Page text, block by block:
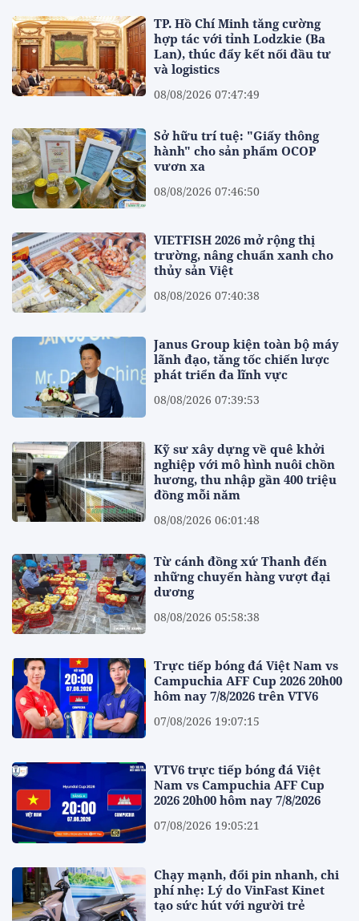
TP. Hồ Chí Minh tăng cường
hợp tác với tỉnh Lodzkie (Ba
Lan), thúc đẩy kết nối đầu tư
và logistics
08/08/2026 07:47:49
Sở hữu trí tuệ: "Giấy thông
hành" cho sản phẩm OCOP
vươn xa
08/08/2026 07:46:50
VIETFISH 2026 mở rộng thị
trường, nâng chuẩn xanh cho
thủy sản Việt
08/08/2026 07:40:38
Janus Group kiện toàn bộ máy
lãnh đạo, tăng tốc chiến lược
phát triển đa lĩnh vực
08/08/2026 07:39:53
Kỹ sư xây dựng về quê khởi
nghiệp với mô hình nuôi chồn
hương, thu nhập gần 400 triệu
đồng mỗi năm
08/08/2026 06:01:48
Từ cánh đồng xứ Thanh đến
những chuyến hàng vượt đại
dương
08/08/2026 05:58:38
Trực tiếp bóng đá Việt Nam vs
Campuchia AFF Cup 2026 20h00
hôm nay 7/8/2026 trên VTV6
07/08/2026 19:07:15
VTV6 trực tiếp bóng đá Việt
Nam vs Campuchia AFF Cup
2026 20h00 hôm nay 7/8/2026
07/08/2026 19:05:21
Chạy mạnh, đổi pin nhanh, chi
phí nhẹ: Lý do VinFast Kinet
tạo sức hút với người trẻ